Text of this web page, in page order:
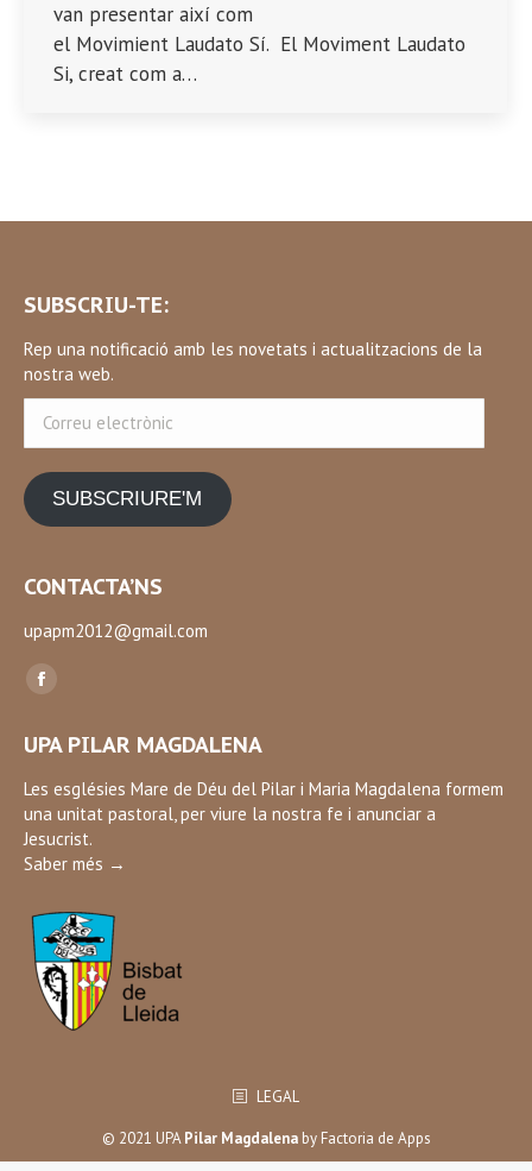
van presentar així com
el Movimient Laudato Sí. El Moviment Laudato
Si, creat com a…
SUBSCRIU-TE:
Rep una notificació amb les novetats i actualitzacions de la
nostra web.
electrònic
SUBSCRIURE'M
CONTACTA’NS
upapm2012@gmail.com
Find us on:
Facebook
opens
in
new
window
UPA PILAR MAGDALENA
Les esglésies Mare de Déu del Pilar i Maria Magdalena formem
una unitat pastoral, per viure la nostra fe i anunciar a
Jesucrist.
Saber més →
LEGAL
© 2021 UPAPilar Magdalenaby Factoria de Apps